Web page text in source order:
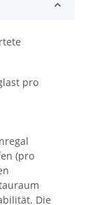
pro
(pro
Die